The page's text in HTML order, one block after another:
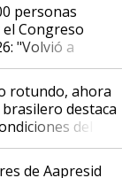
personas
Congreso
"Volvió a
hablar del
de todo el
rotundo, ahora
destaca
del
para invertir:
motivados"
de Aapresid